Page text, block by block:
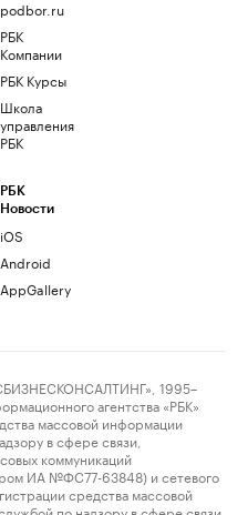
podbor.ru
РБК
Компании
РБК Курсы
Школа
управления
РБК
РБК
Новости
iOS
Android
AppGallery
1995–
агентства «РБК»
массовой информации
в сфере связи,
коммуникаций
ИА №ФС77-63848) и сетевого
средства массовой